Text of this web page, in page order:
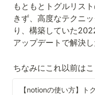
もともとトグルリス
きず、高度なテクニ
り、構築していた
アップデートで解決し
ちなみにこれ以前は